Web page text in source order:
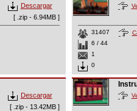
Descargar
[ .zip - 6.94MB ]
31407
6 / 44
1
0
Descargar
[ .zip - 13.42MB ]